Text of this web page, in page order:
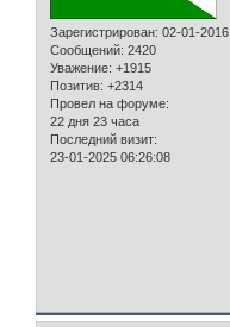
Зарегистрирован: 02-01-2016
Сообщений: 2420
Уважение: +1915
Позитив: +2314
Провел на форуме:
22 дня 23 часа
Последний визит:
23-01-2025 06:26:08